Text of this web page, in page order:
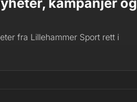
fra Lillehammer Sport rett i